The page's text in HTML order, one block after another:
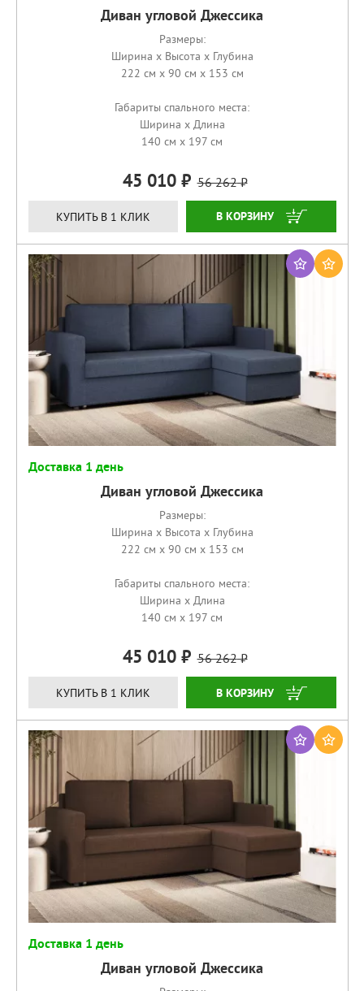
Диван угловой Джессика
Размеры:
Ширина x Высота x Глубина
222 см x 90 см x 153 см
Габариты спального места:
Ширина x Длина
140 см x 197 см
45 010 56 262
КУПИТЬ В 1 КЛИК КУПИТЬ
Доставка 1 день
Диван угловой Джессика
Размеры:
Ширина x Высота x Глубина
222 см x 90 см x 153 см
Габариты спального места:
Ширина x Длина
140 см x 197 см
45 010 56 262
КУПИТЬ В 1 КЛИК КУПИТЬ
Доставка 1 день
Диван угловой Джессика